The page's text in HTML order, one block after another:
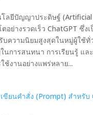
ลยีปัญญาประดิษฐ์ (Artificial
ตอย่างรวดเร็ว ChatGPT ซึ่ง
บความนิยมสูงสุดในหมู่ผู้ใช้ทั่
การสนทนา การเรียนรู้ แล
ช้งานอย่างแพร่หลาย...